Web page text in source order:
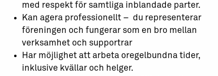
med respekt för samtliga inblandade parter.
Kan agera professionellt – du representerar
föreningen och fungerar som en bro mellan
verksamhet och supportrar
Har möjlighet att arbeta oregelbundna tider,
inklusive kvällar och helger.